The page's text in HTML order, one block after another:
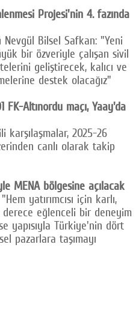
Projesi'nin 4. fazında
Nevgül Bilsel Safkan: "Yeni
bir özveriyle çalışan sivil
geliştirecek, kalıcı ve
destek olacağız"
Altınordu maçı, Yaay'da
karşılaşmalar, 2025-26
canlı olarak takip
MENA bölgesine açılacak
yatırımcısı için karlı,
derece eğlenceli bir deneyim
yapısıyla Türkiye'nin dört
pazarlara taşımayı